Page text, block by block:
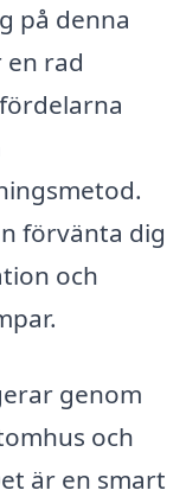
på denna
rad
förvänta dig
och
genom
och
är en smart